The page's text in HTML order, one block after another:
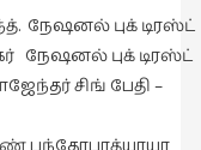
நேஷனல் புக் டிரஸ்ட்
நேஷனல் புக் டிரஸ்ட்
சிங் பேதி –